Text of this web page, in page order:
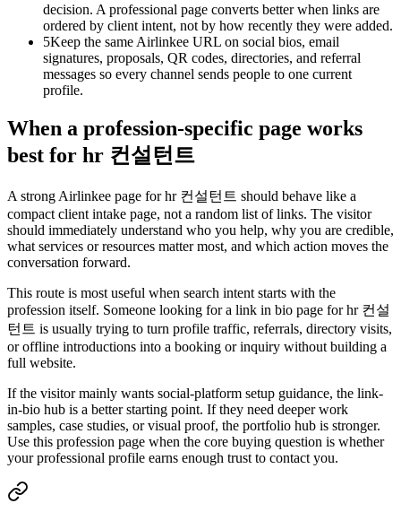
decision. A professional page converts better when links are
ordered by client intent, not by how recently they were added.
5Keep the same Airlinkee URL on social bios, email
signatures, proposals, QR codes, directories, and referral
messages so every channel sends people to one current
profile.
When a profession-specific page works
best for hr 컨설턴트
A strong Airlinkee page for hr 컨설턴트 should behave like a
compact client intake page, not a random list of links. The visitor
should immediately understand who you help, why you are credible,
what services or resources matter most, and which action moves the
conversation forward.
This route is most useful when search intent starts with the
profession itself. Someone looking for a link in bio page for hr 컨설
턴트 is usually trying to turn profile traffic, referrals, directory visits,
or offline introductions into a booking or inquiry without building a
full website.
If the visitor mainly wants social-platform setup guidance, the link-
in-bio hub is a better starting point. If they need deeper work
samples, case studies, or visual proof, the portfolio hub is stronger.
Use this profession page when the core buying question is whether
your professional profile earns enough trust to contact you.